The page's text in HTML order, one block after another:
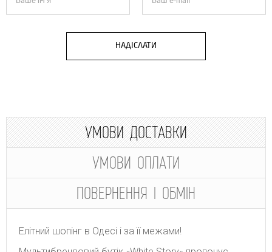
НАДІСЛАТИ
УМОВИ ДОСТАВКИ
УМОВИ ОПЛАТИ
ПОВЕРНЕННЯ І ОБМІН
Елітний шопінг в Одесі і за її межами!